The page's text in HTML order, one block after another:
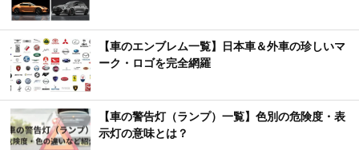
【車のエンブレム一覧】日本車＆外車の珍しいマ
ーク・ロゴを完全網羅
【車の警告灯（ランプ）一覧】色別の危険度・表
示灯の意味とは？